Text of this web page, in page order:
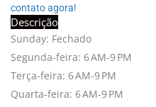
contato agora!
Descrição
Sunday: Fechado
Segunda-feira: 6 AM-9 PM
Terça-feira: 6 AM-9 PM
Quarta-feira: 6 AM-9 PM